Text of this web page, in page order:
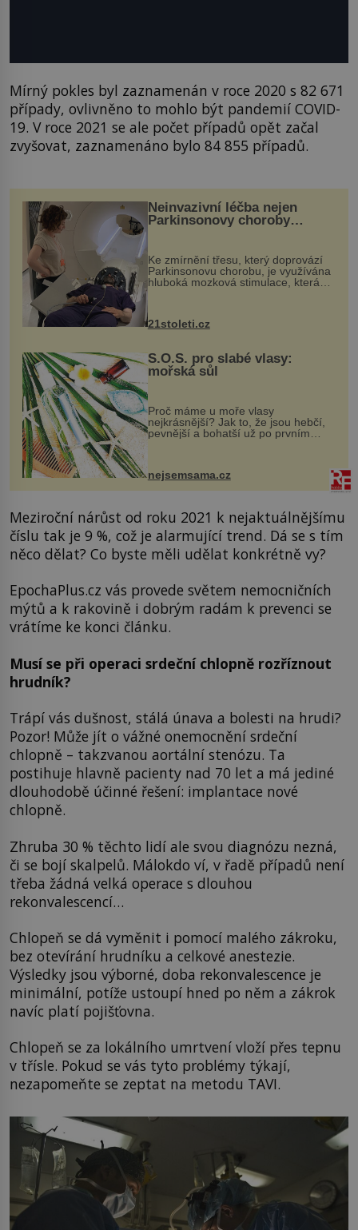
Mírný pokles byl zaznamenán v roce 2020 s 82 671
případy, ovlivněno to mohlo být pandemií COVID-
19. V roce 2021 se ale počet případů opět začal
zvyšovat, zaznamenáno bylo 84 855 případů.
Neinvazivní léčba nejen
Parkinsonovy choroby
Ke zmírnění třesu, který doprovází
Parkinsonovu chorobu, je využívána
hluboká mozková stimulace, která
však vyžaduje vysoce invazivní
k dostatečně přesnému zacílení ...
21stoleti.cz
S.O.S. pro slabé vlasy:
mořská sůl
Proč máme u moře vlasy
nejkrásnější? Jak to, že jsou hebčí,
pevnější a bohatší už po prvním
vlasy. ...
nejsemsama.cz
Meziroční nárůst od roku 2021 k nejaktuálnějšímu
číslu tak je 9 %, což je alarmující trend. Dá se s tím
něco dělat? Co byste měli udělat konkrétně vy?
EpochaPlus.cz vás provede světem nemocničních
mýtů a k rakovině i dobrým radám k prevenci se
vrátíme ke konci článku.
Musí se při operaci srdeční chlopně rozříznout
hrudník?
Trápí vás dušnost, stálá únava a bolesti na hrudi?
Pozor! Může jít o vážné onemocnění srdeční
chlopně – takzvanou aortální stenózu. Ta
postihuje hlavně pacienty nad 70 let a má jediné
dlouhodobě účinné řešení: implantace nové
chlopně.
Zhruba 30 % těchto lidí ale svou diagnózu nezná,
či se bojí skalpelů. Málokdo ví, v řadě případů není
třeba žádná velká operace s dlouhou
rekonvalescencí…
Chlopeň se dá vyměnit i pomocí malého zákroku,
bez otevírání hrudníku a celkové anestezie.
Výsledky jsou výborné, doba rekonvalescence je
minimální, potíže ustoupí hned po něm a zákrok
navíc platí pojišťovna.
Chlopeň se za lokálního umrtvení vloží přes tepnu
v třísle. Pokud se vás tyto problémy týkají,
nezapomeňte se zeptat na metodu TAVI.